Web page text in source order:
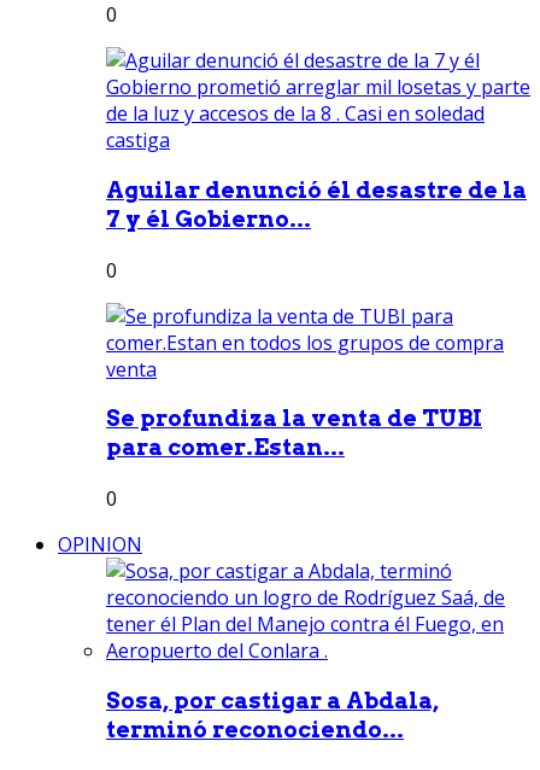
0
Aguilar denunció él desastre de la
7 y él Gobierno...
0
Se profundiza la venta de TUBI
para comer.Estan...
0
OPINION
Sosa, por castigar a Abdala,
terminó reconociendo...